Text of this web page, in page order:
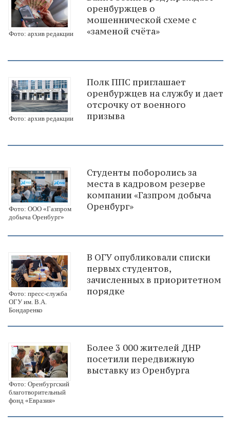
Фото: архив редакции
оренбуржцев о
мошеннической схеме с
«заменой счёта»
Фото: архив редакции
Полк ППС приглашает
оренбуржцев на службу и дает
отсрочку от военного
призыва
Фото: ООО «Газпром
добыча Оренбург»
Студенты поборолись за
места в кадровом резерве
компании «Газпром добыча
Оренбург»
Фото: пресс-служба
ОГУ им. В.А.
Бондаренко
В ОГУ опубликовали списки
первых студентов,
зачисленных в приоритетном
порядке
Фото: Оренбургский
благотворительный
фонд «Евразия»
Более 3 000 жителей ДНР
посетили передвижную
выставку из Оренбурга